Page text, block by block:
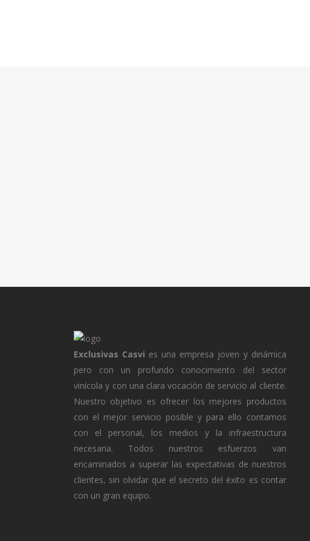
Exclusivas Casvi es una empresa joven y dinámica
pero con un profundo conocimiento del sector
vinícola y con una clara vocación de servicio al cliente.
Nuestro objetivo es ofrecer los mejores productos
con el mejor servicio posible y para ello contamos
con el personal, los medios y la infraestructura
necesaria. Todos nuestros esfuerzos van
encaminados a superar las expectativas de nuestros
clientes, sin olvidar que el secreto del éxito es contar
con un gran equipo.